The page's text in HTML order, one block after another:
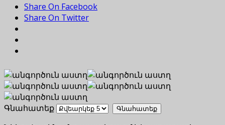
Share On Facebook
Share On Twitter
Գնահատեք